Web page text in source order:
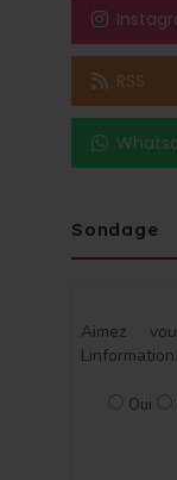
RSS
Sondage
Aimez
Oui